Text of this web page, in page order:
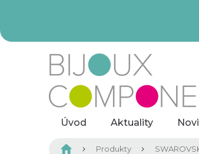
Úvod Aktuality
Domů Produkty